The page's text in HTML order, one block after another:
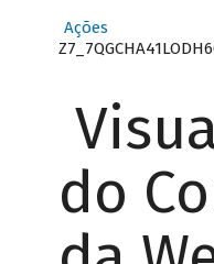
Ações
do